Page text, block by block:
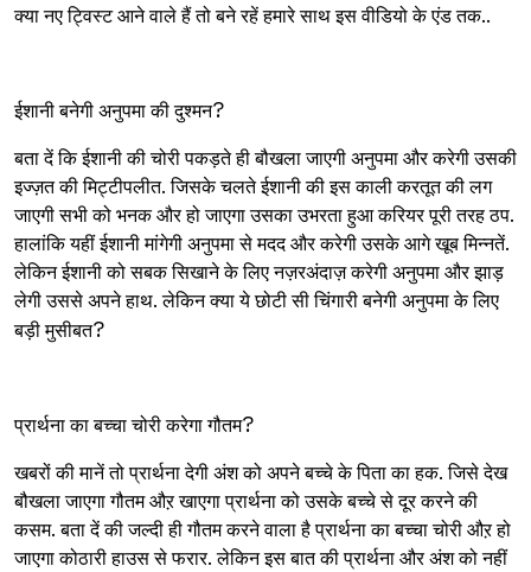
क्या नए ट्विस्ट आने वाले हैं तो बने रहें हमारे साथ इस वीडियो के एंड तक..
ईशानी बनेगी अनुपमा की दुश्मन?
बता दें कि ईशानी की चोरी पकड़ते ही बौखला जाएगी अनुपमा और करेगी उसकी
इज्ज़त की मिट्टीपलीत. जिसके चलते ईशानी की इस काली करतूत की लग
जाएगी सभी को भनक और हो जाएगा उसका उभरता हुआ करियर पूरी तरह ठप.
हालांकि यहीं ईशानी मांगेगी अनुपमा से मदद और करेगी उसके आगे खूब मिन्नतें.
लेकिन ईशानी को सबक सिखाने के लिए नज़रअंदाज़ करेगी अनुपमा और झाड़
लेगी उससे अपने हाथ. लेकिन क्या ये छोटी सी चिंगारी बनेगी अनुपमा के लिए
बड़ी मुसीबत?
प्रार्थना का बच्चा चोरी करेगा गौतम?
खबरों की मानें तो प्रार्थना देगी अंश को अपने बच्चे के पिता का हक. जिसे देख
बौखला जाएगा गौतम औऱ खाएगा प्रार्थना को उसके बच्चे से दूर करने की
कसम. बता दें की जल्दी ही गौतम करने वाला है प्रार्थना का बच्चा चोरी औऱ हो
जाएगा कोठारी हाउस से फरार. लेकिन इस बात की प्रार्थना और अंश को नहीं